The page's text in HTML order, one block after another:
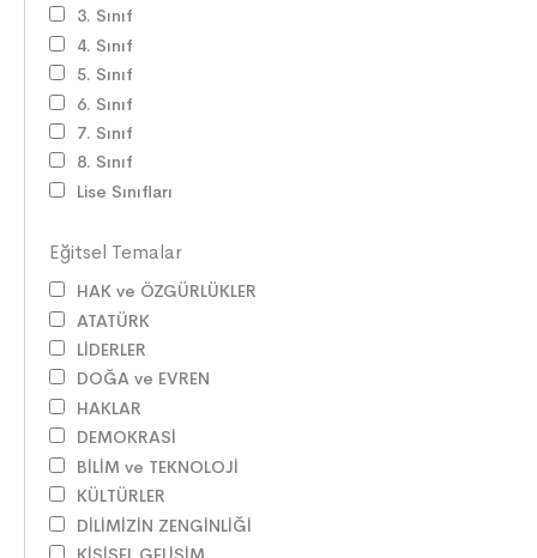
3. Sınıf
4. Sınıf
5. Sınıf
6. Sınıf
7. Sınıf
8. Sınıf
Lise Sınıfları
Eğitsel Temalar
HAK ve ÖZGÜRLÜKLER
ATATÜRK
LİDERLER
DOĞA ve EVREN
HAKLAR
DEMOKRASİ
BİLİM ve TEKNOLOJİ
KÜLTÜRLER
DİLİMİZİN ZENGİNLİĞİ